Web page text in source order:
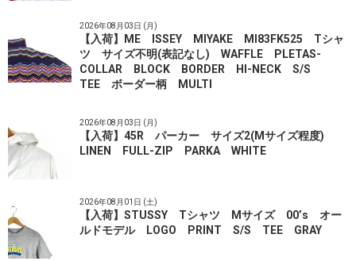
2026年08月03日 (月)
【入荷】ME ISSEY MIYAKE MI83FK525 Tシャ
ツ サイズ不明(表記なし) WAFFLE PLETAS-
COLLAR BLOCK BORDER HI-NECK S/S
TEE ボーダー柄 MULTI
2026年08月03日 (月)
【入荷】45R パーカー サイズ2(Mサイズ程度)
LINEN FULL-ZIP PARKA WHITE
2026年08月01日 (土)
【入荷】STUSSY Tシャツ Mサイズ 00’s オー
ルドモデル LOGO PRINT S/S TEE GRAY